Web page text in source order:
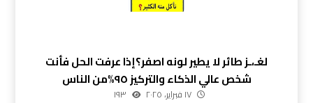
لغـ،ـز طائر لا يطير لونه اصفر؟إذا عرفت الحل فأنت
شخص عالي الذكاء والتركيز ٩٥%من الناس
١٧ فبراير، ٢٠٢٥ ١٩٣